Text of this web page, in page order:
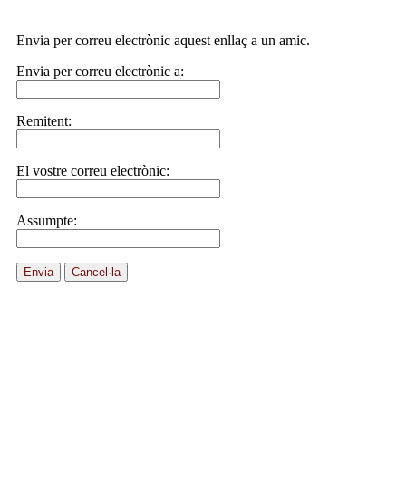
Envia per correu electrònic aquest enllaç a un amic.
Envia per correu electrònic a:
Remitent:
El vostre correu electrònic:
Assumpte:
Envia Cancel·la